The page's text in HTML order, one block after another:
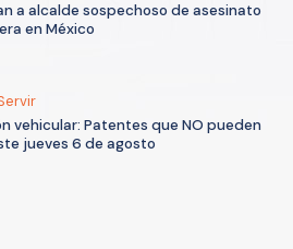
a alcalde sospechoso de asesinato
en México
vehicular: Patentes que NO pueden
jueves 6 de agosto